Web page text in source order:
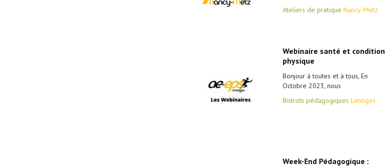
Ateliers de pratique Nancy-Metz
Webinaire santé et condition
physique
Bonjour à toutes et à tous, En
Octobre 2023, nous
Bistrots pédagogiques Limoges
Week-End Pédagogique :